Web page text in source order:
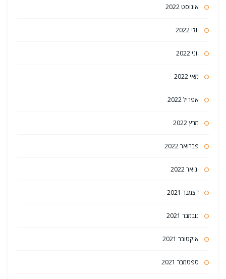
אוגוסט 2022
יולי 2022
יוני 2022
מאי 2022
אפריל 2022
מרץ 2022
פברואר 2022
ינואר 2022
דצמבר 2021
נובמבר 2021
אוקטובר 2021
ספטמבר 2021